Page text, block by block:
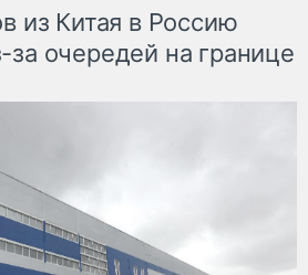
из Китая в Россию
очередей на границе